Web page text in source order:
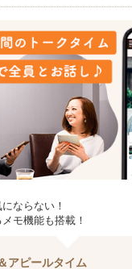
ならない！
モ機能も搭載！
アピールタイム